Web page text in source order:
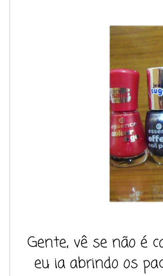
Gente, vê se não é
eu ia abrindo os